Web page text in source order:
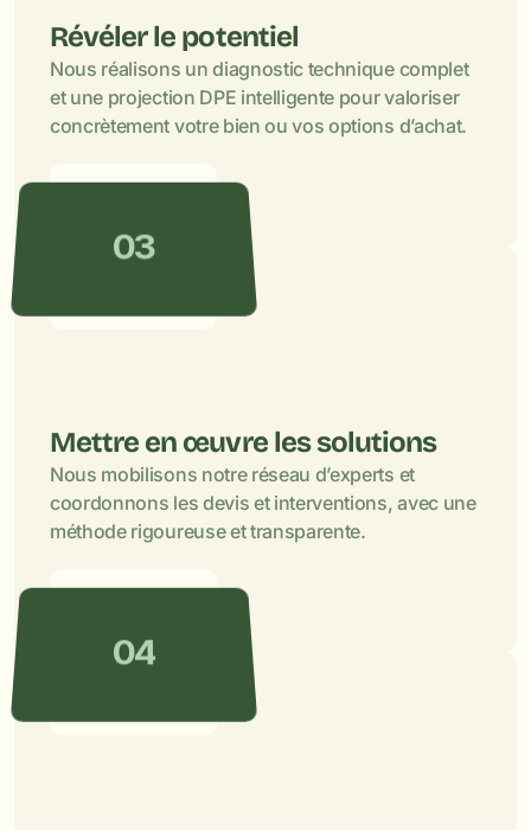
Révéler le potentiel
Nous réalisons un diagnostic technique complet
et une projection DPE intelligente pour valoriser
concrètement votre bien ou vos options d’achat.
03
Mettre en œuvre les solutions
Nous mobilisons notre réseau d’experts et
coordonnons les devis et interventions, avec une
méthode rigoureuse et transparente.
04